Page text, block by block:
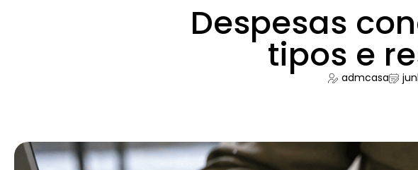
Despesas
tipos e
admcasa